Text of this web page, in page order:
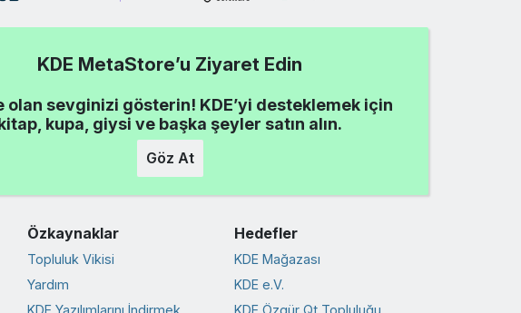
KDE MetaStore’u Ziyaret Edin
olan sevginizi gösterin! KDE’yi desteklemek için
kupa, giysi ve başka şeyler satın alın.
Göz At
Özkaynaklar
Topluluk Vikisi
Yardım
KDE Yazılımlarını İndirmek
Hedefler
KDE Mağazası
KDE e.V.
KDE Özgür Qt Topluluğu